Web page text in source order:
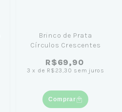
Brinco de Prata
Círculos Crescentes
R$69,90
3 x de R$23,30 sem juros
Comprar